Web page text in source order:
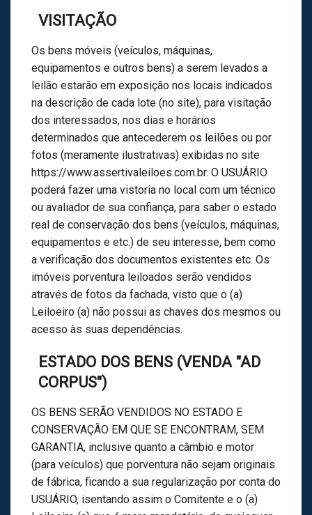
VISITAÇÃO
Os bens móveis (veículos, máquinas,
equipamentos e outros bens) a serem levados a
leilão estarão em exposição nos locais indicados
na descrição de cada lote (no site), para visitação
dos interessados, nos dias e horários
determinados que antecederem os leilões ou por
fotos (meramente ilustrativas) exibidas no site
https://www.assertivaleiloes.com.br. O USUÁRIO
poderá fazer uma vistoria no local com um técnico
ou avaliador de sua confiança, para saber o estado
real de conservação dos bens (veículos, máquinas,
equipamentos e etc.) de seu interesse, bem como
a verificação dos documentos existentes etc. Os
imóveis porventura leiloados serão vendidos
através de fotos da fachada, visto que o (a)
Leiloeiro (a) não possui as chaves dos mesmos ou
acesso às suas dependências.
ESTADO DOS BENS (VENDA "AD
CORPUS")
OS BENS SERÃO VENDIDOS NO ESTADO E
CONSERVAÇÃO EM QUE SE ENCONTRAM, SEM
GARANTIA, inclusive quanto a câmbio e motor
(para veículos) que porventura não sejam originais
de fábrica, ficando a sua regularização por conta do
USUÁRIO, isentando assim o Comitente e o (a)